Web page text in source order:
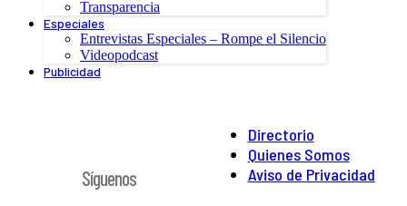
Transparencia
Especiales
Entrevistas Especiales – Rompe el Silencio
Videopodcast
Publicidad
Directorio
Quienes Somos
Aviso de Privacidad
Síguenos